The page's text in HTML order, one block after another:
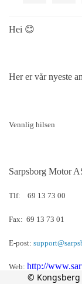
Hei 😊
Her er vår nyeste
Vennlig hilsen
Sarpsborg Motor
Tlf: 69 13 73 00
Fax: 69 13 73 01
E-post:
Web: http://
© Kongsberg